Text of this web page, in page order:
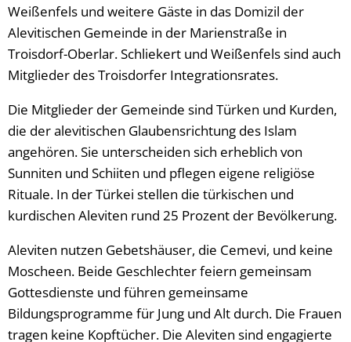
Weißenfels und weitere Gäste in das Domizil der
Alevitischen Gemeinde in der Marienstraße in
Troisdorf-Oberlar. Schliekert und Weißenfels sind auch
Mitglieder des Troisdorfer Integrationsrates.
Die Mitglieder der Gemeinde sind Türken und Kurden,
die der alevitischen Glaubensrichtung des Islam
angehören. Sie unterscheiden sich erheblich von
Sunniten und Schiiten und pflegen eigene religiöse
Rituale. In der Türkei stellen die türkischen und
kurdischen Aleviten rund 25 Prozent der Bevölkerung.
Aleviten nutzen Gebetshäuser, die Cemevi, und keine
Moscheen. Beide Geschlechter feiern gemeinsam
Gottesdienste und führen gemeinsame
Bildungsprogramme für Jung und Alt durch. Die Frauen
tragen keine Kopftücher. Die Aleviten sind engagierte